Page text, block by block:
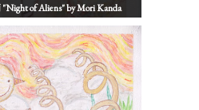
of Aliens" by Mori Kanda